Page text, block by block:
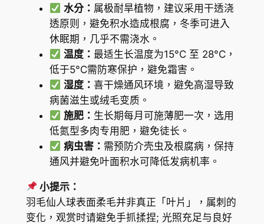
水分： 属极耐旱植物，建议采用干透浇
透原则，避免积水造成根腐，冬季可进入
休眠期，几乎不需浇水。
温度： 最适生长温度为15°C 至 28°C，
低于5°C需防寒保护，避免霜害。
湿度： 喜干燥通风环境，避免高湿导致
病菌滋生或绒毛变质。
施肥： 生长期每月可施薄肥一次，选用
低氮型多肉专用肥，避免徒长。
病虫害： 需预防介壳虫及根腐病，保持
通风并避免叶面积水可降低发病机率。
小提示：
羽毛仙人球表面柔毛并非真正「叶片」，属刺的
变化，观赏时请避免手抓揉捏; 光照充足与良好